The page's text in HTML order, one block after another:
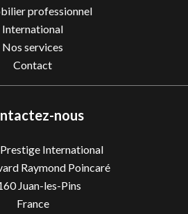
professionnel
International
Nos services
Contact
nous
International
Raymond Poincaré
Juan-les-Pins
France